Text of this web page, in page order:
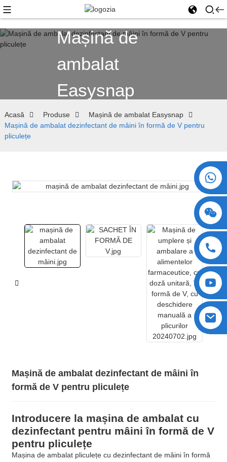
Mașină de
ambalat
Easysnap
Acasă Produse
Mașină de ambalat Easysnap
Mașină de ambalat dezinfectant de mâini în formă de V pentru
pliculețe
Mașină de ambalat dezinfectant de mâini în
formă de V pentru pliculețe
Introducere la mașina de ambalat cu
dezinfectant pentru mâini în formă de V
pentru pliculețe
Mașina de ambalat pliculețe cu dezinfectant de mâini în formă